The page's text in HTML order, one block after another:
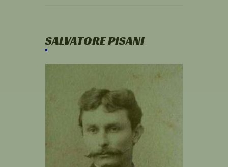
SALVATORE PISANI